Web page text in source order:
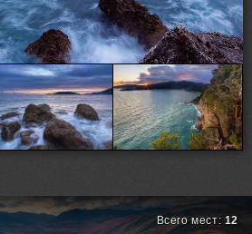
Loading...
Всего мест: 12